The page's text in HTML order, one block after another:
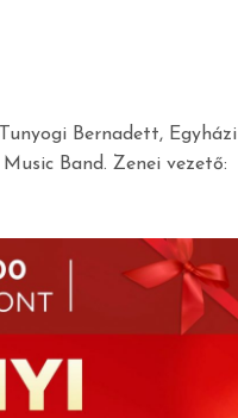
Bernadett, Egyházi
Band. Zenei vezető: